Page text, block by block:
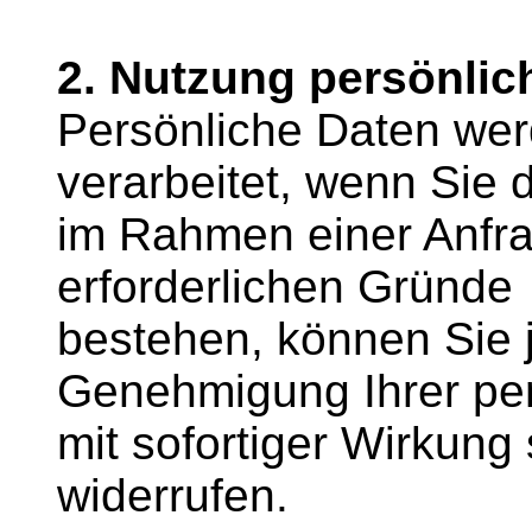
2. Nutzung
Persönliche Daten
verarbeitet, wenn Sie
im Rahmen einer
erforderlichen Gründe
bestehen, können
Genehmigung Ihrer
mit sofortiger
widerrufen.